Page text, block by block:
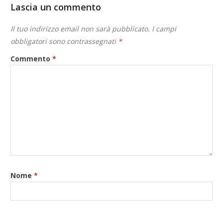
Lascia un commento
Il tuo indirizzo email non sarà pubblicato. I campi
obbligatori sono contrassegnati *
Commento*
Nome*